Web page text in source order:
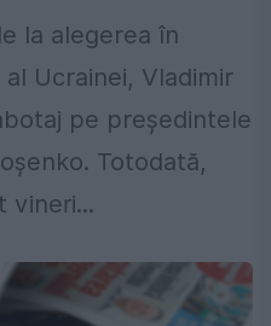
la alegerea în
Ucrainei, Vladimir
pe președintele
Totodată,
vineri...